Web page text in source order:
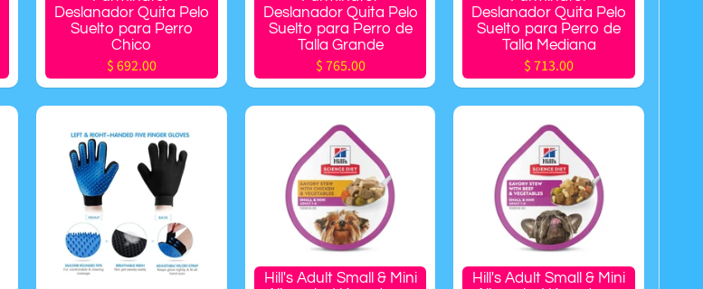
Deslanador Quita Pelo
Suelto para Perro
Chico
$ 692.00
Deslanador Quita Pelo
Suelto para Perro de
Talla Grande
$ 765.00
Deslanador Quita Pelo
Suelto para Perro de
Talla Mediana
$ 713.00
Hill's Adult Small & Mini
Hill's Adult Small & Mini